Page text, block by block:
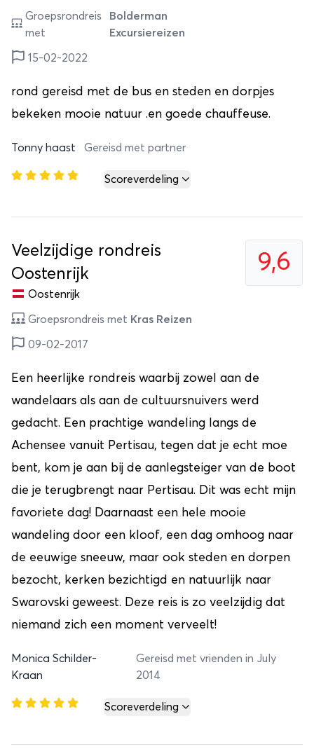
Groepsrondreis
met
Bolderman
Excursiereizen
15-02-2022
rond gereisd met de bus en steden en dorpjes
bekeken mooie natuur .en goede chauffeuse.
Tonny haast Gereisd met partner
Scoreverdeling
9,6
Veelzijdige rondreis
Oostenrijk
Oostenrijk
Groepsrondreis met Kras Reizen
09-02-2017
Een heerlijke rondreis waarbij zowel aan de
wandelaars als aan de cultuursnuivers werd
gedacht. Een prachtige wandeling langs de
Achensee vanuit Pertisau, tegen dat je echt moe
bent, kom je aan bij de aanlegsteiger van de boot
die je terugbrengt naar Pertisau. Dit was echt mijn
favoriete dag! Daarnaast een hele mooie
wandeling door een kloof, een dag omhoog naar
de eeuwige sneeuw, maar ook steden en dorpen
bezocht, kerken bezichtigd en natuurlijk naar
Swarovski geweest. Deze reis is zo veelzijdig dat
niemand zich een moment verveelt!
Monica Schilder-
Kraan
Gereisd met vrienden in July
2014
Scoreverdeling